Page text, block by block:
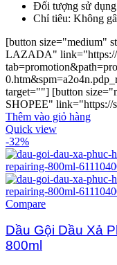
Đối tượng sử
Chỉ tiêu: Không
[button size="medium"
LAZADA" link="https://
target=""] [button
SHOPEE" link="https://
Thêm vào giỏ hàng
Quick view
-32%
Compare
Dầu Gội Dầu Xả
800ml